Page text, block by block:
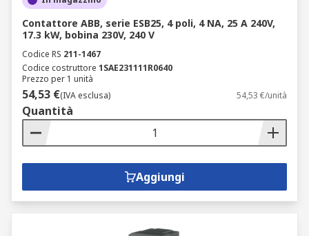
Contattore ABB, serie ESB25, 4 poli, 4 NA, 25 A 240V,
17.3 kW, bobina 230V, 240 V
Codice RS 211-1467
Codice costruttore 1SAE231111R0640
Prezzo per 1 unità
54,53 €(IVA esclusa) 54,53 €/unità
Quantità
Aggiungi